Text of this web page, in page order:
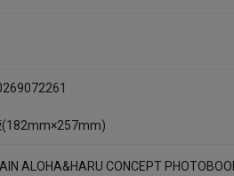
(182mm×257mm)
ALOHA&HARU CONCEPT